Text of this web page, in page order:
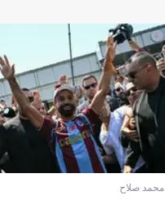
محمد صلاح